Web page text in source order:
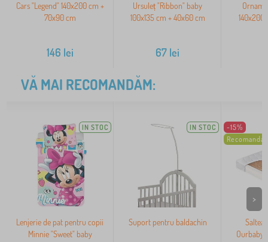
Cars "Legend" 140x200 cm +
70x90 cm
146 lei
Ursuleț "Ribbon" baby
100x135 cm + 40x60 cm
67 lei
VĂ MAI RECOMANDĂM:
IN STOC
Lenjerie de pat pentru copii
Minnie "Sweet" baby
IN STOC
Suport pentru baldachin
-15%
Saltea
Ourbaby
>